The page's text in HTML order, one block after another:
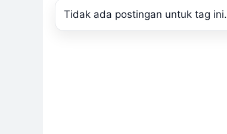
Tidak ada postingan untuk tag ini.